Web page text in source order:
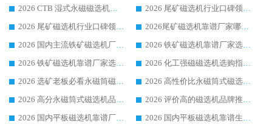
2026 CTB 湿式永磁磁选机选购指南|行业口碑良好品牌推荐，领域强者华体会手机网页版-华体会(中国)
2026 尾矿磁选机行业口碑领域强者，源头直供国内主流厂家华体会手机网页版-华体会(中国) 一站式服务
2026 尾矿磁选机行业口碑领域强者，源头直供国内主流厂家华体会手机网页版-华体会(中国) 一站式服务
2026尾矿磁选机靠谱厂家哪家好 行业口碑领域强者华体会手机网页版-华体会(中国) 推荐
2026 国内主流铁矿磁选机厂家选购指南|行业口碑好品牌推荐，领域强者华体会手机网页版-华体会(中国)
2026 铁矿磁选机靠谱厂家选购全攻略 行业标杆华体会手机网页版-华体会(中国) 设备性价比出众
2026 铁矿磁选机靠谱厂家选购指南，领域强者华体会手机网页版-华体会(中国) 铁矿磁选机性价比高
2026 化工强磁磁选机选购指南 5 家行业口碑靠谱厂家领域强者推荐
2026 选矿老板必看永磁筒磁选机推荐 行业头部品牌口碑设备选购全攻略
2026 高性价比永磁筒式磁选机品牌盘点 行业强者口碑实测选购完整指南
2026 高分永磁筒式磁选机品牌推荐 选矿设备强者对比测评采购避坑全攻略
2026 评价高的磁选机品牌推荐选购指南，永磁筒式磁选机设备领域强者全景行业口碑解析
2026 国内平板磁选机靠谱厂家排名 行业实测口碑设备按需选购全指南
2026 国内平板磁选机靠谱生产厂家推荐排名|行业口碑选购指南，领域强者按需选设备